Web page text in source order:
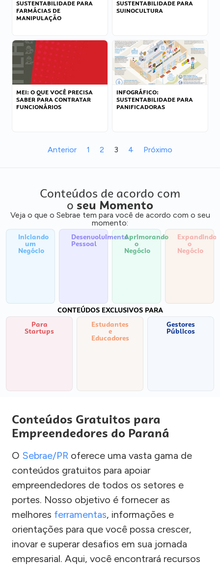
SUSTENTABILIDADE PARA
FARMÁCIAS DE
MANIPULAÇÃO
SUSTENTABILIDADE PARA
SUINOCULTURA
MEI: O QUE VOCÊ PRECISA
SABER PARA CONTRATAR
FUNCIONÁRIOS
INFOGRÁFICO:
SUSTENTABILIDADE PARA
PANIFICADORAS
Anterior 1 2 3 4 Próximo
Conteúdos de acordo com
o seu Momento
Veja o que o Sebrae tem para você de acordo com o seu
momento:
Iniciando
um
Negócio
Desenvolvimento
Pessoal
Aprimorando
o
Negócio
Expandindo
o
Negócio
CONTEÚDOS EXCLUSIVOS PARA
Para
Startups
Estudantes
e
Educadores
Gestores
Públicos
Conteúdos Gratuitos para
Empreendedores do Paraná
O Sebrae/PR oferece uma vasta gama de
conteúdos gratuitos para apoiar
empreendedores de todos os setores e
portes. Nosso objetivo é fornecer as
melhores ferramentas, informações e
orientações para que você possa crescer,
inovar e superar desafios em sua jornada
empresarial. Aqui, você encontrará recursos